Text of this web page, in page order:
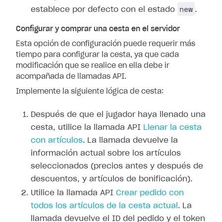
establece por defecto con el estado
new .
Configurar y comprar una cesta en el servidor
Esta opción de configuración puede requerir más
tiempo para configurar la cesta, ya que cada
modificación que se realice en ella debe ir
acompañada de llamadas API.
Implemente la siguiente lógica de cesta:
Después de que el jugador haya llenado una
cesta, utilice la llamada API Llenar la cesta
con artículos. La llamada devuelve la
información actual sobre los artículos
seleccionados (precios antes y después de
descuentos, y artículos de bonificación).
Utilice la llamada API Crear pedido con
todos los artículos de la cesta actual . La
llamada devuelve el ID del pedido y el token